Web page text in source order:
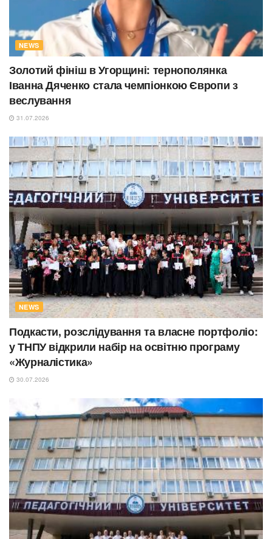
NEWS
Золотий фініш в Угорщині: тернополянка
Іванна Дяченко стала чемпіонкою Європи з
веслування
31.07.2026
NEWS
Подкасти, розслідування та власне портфоліо:
у ТНПУ відкрили набір на освітню програму
«Журналістика»
30.07.2026